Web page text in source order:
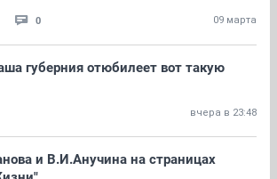
0 09 марта
губерния отюбилеет вот такую
вчера в 23:48
и В.И.Анучина на страницах